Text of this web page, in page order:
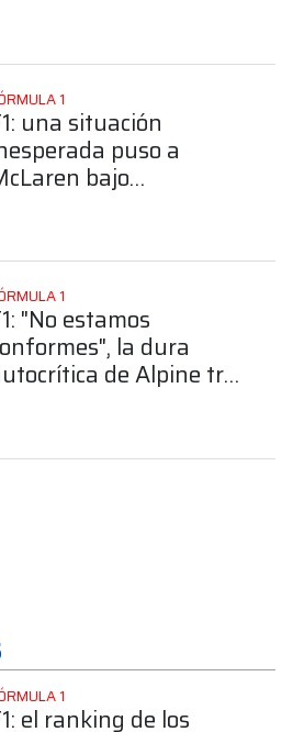
1
una situación
puso a
bajo
1
"No estamos
la dura
de Alpine tras
1
el ranking de los